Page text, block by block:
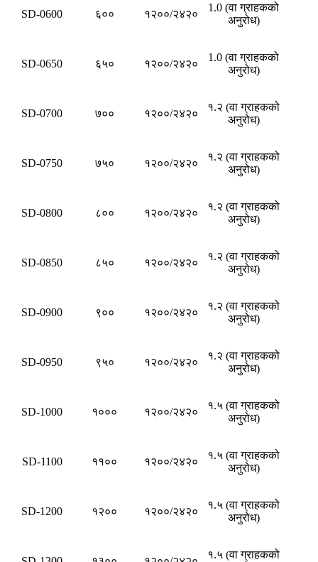
SD-0600 ६०० १२००/२४२०
1.0 (वा ग्राहकको
अनुरोध)
SD-0650 ६५० १२००/२४२०
1.0 (वा ग्राहकको
अनुरोध)
SD-0700 ७०० १२००/२४२०
१.२ (वा ग्राहकको
अनुरोध)
SD-0750 ७५० १२००/२४२०
१.२ (वा ग्राहकको
अनुरोध)
SD-0800 ८०० १२००/२४२०
१.२ (वा ग्राहकको
अनुरोध)
SD-0850 ८५० १२००/२४२०
१.२ (वा ग्राहकको
अनुरोध)
SD-0900 ९०० १२००/२४२०
१.२ (वा ग्राहकको
अनुरोध)
SD-0950 ९५० १२००/२४२०
१.२ (वा ग्राहकको
अनुरोध)
SD-1000 १००० १२००/२४२०
१.५ (वा ग्राहकको
अनुरोध)
SD-1100 ११०० १२००/२४२०
१.५ (वा ग्राहकको
अनुरोध)
SD-1200 १२०० १२००/२४२०
१.५ (वा ग्राहकको
अनुरोध)
१.५ (वा ग्राहकको